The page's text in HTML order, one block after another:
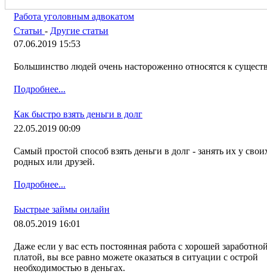
Работа уголовным адвокатом
Статьи - Другие статьи
07.06.2019 15:53
Большинство людей очень настороженно относятся к
Подробнее...
Как быстро взять деньги в долг
22.05.2019 00:09
Самый простой способ взять деньги в долг - занять их у
родных или друзей.
Подробнее...
Быстрые займы онлайн
08.05.2019 16:01
Даже если у вас есть постоянная работа с хорошей
платой, вы все равно можете оказаться в ситуации с острой
необходимостью в деньгах.